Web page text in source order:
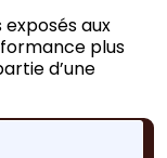
aux
plus
d’une